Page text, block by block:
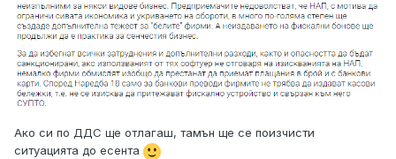
Ако си по ДДС ще отлагаш, тамън ще се поизчисти
ситуацията до есента